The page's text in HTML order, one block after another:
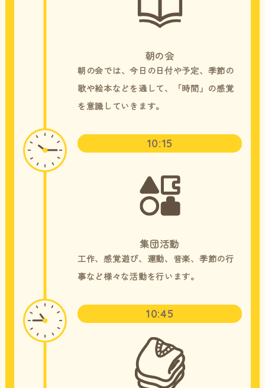
朝の会
朝の会では、今日の日付や予定、季節の
歌や絵本などを通して、「時間」の感覚
を意識していきます。
10:15
集団活動
工作、感覚遊び、運動、音楽、季節の行
事など様々な活動を行います。
10:45